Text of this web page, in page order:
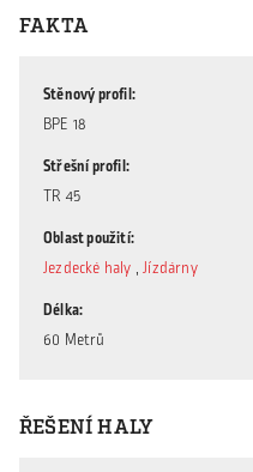
FAKTA
Stěnový profil
BPE 18
Střešní profil
TR 45
Oblast použití
Jezdecké haly ,Jízdárny
Délka
60 Metrů
ŘEŠENÍ HALY